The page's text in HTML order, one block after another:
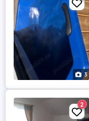
3
2